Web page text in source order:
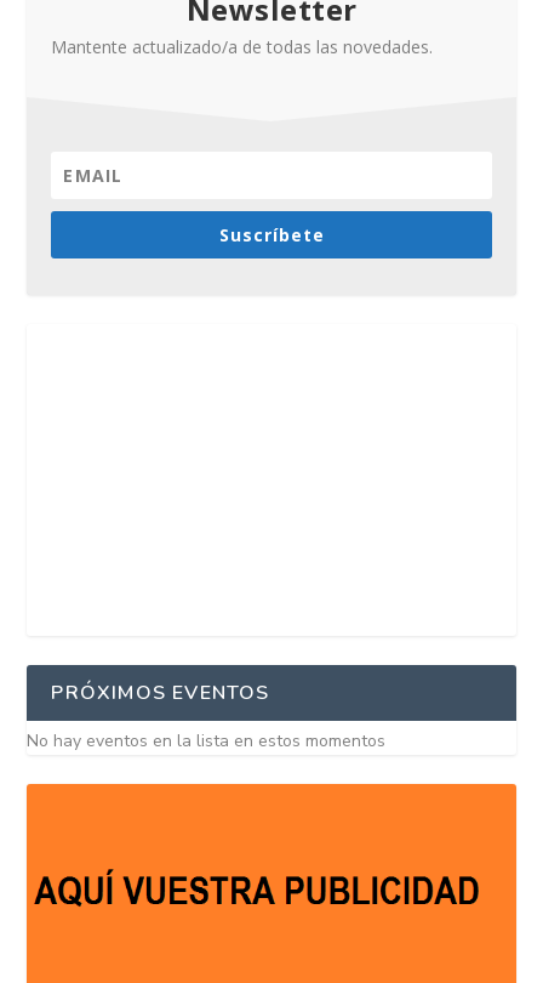
Newsletter
Mantente actualizado/a de todas las novedades.
Suscríbete
PRÓXIMOS EVENTOS
No hay eventos en la lista en estos momentos